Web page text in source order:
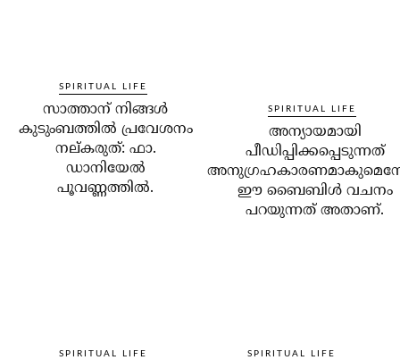
SPIRITUAL LIFE
സാത്താന് നിങ്ങള്‍
കുടുംബത്തില്‍ പ്രവേശനം
നല്കരുത്: ഫാ.
ഡാനിയേല്‍
പൂവണ്ണത്തില്‍.
SPIRITUAL LIFE
അന്യായമായി
പീഡിപ്പിക്കപ്പെടുന്നത്
ഈ ബൈബിള്‍ വചനം
പറയുന്നത് അതാണ്.
SPIRITUAL LIFE SPIRITUAL LIFE